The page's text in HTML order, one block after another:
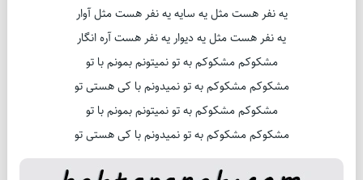
یه نفر هست مثل یه سایه یه نفر هست مثل آوار
یه نفر هست مثل یه دیوار یه نفر هست آره انگار
مشکوکم مشکوکم به تو نمیتونم بمونم با تو
مشکوکم مشکوکم به تو نمیدونم با کی هستی تو
مشکوکم مشکوکم به تو نمیتونم بمونم با تو
مشکوکم مشکوکم به تو نمیدونم با کی هستی تو